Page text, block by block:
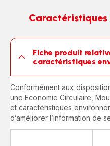
Caractéristiques
Fiche produit
caractéristiques
Conformément aux
une Economie Circulaire,
et caractéristiques
d’améliorer l’information de